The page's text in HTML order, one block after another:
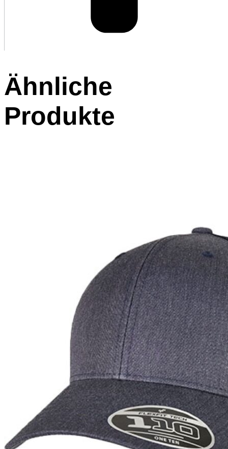
Ähnliche
Produkte